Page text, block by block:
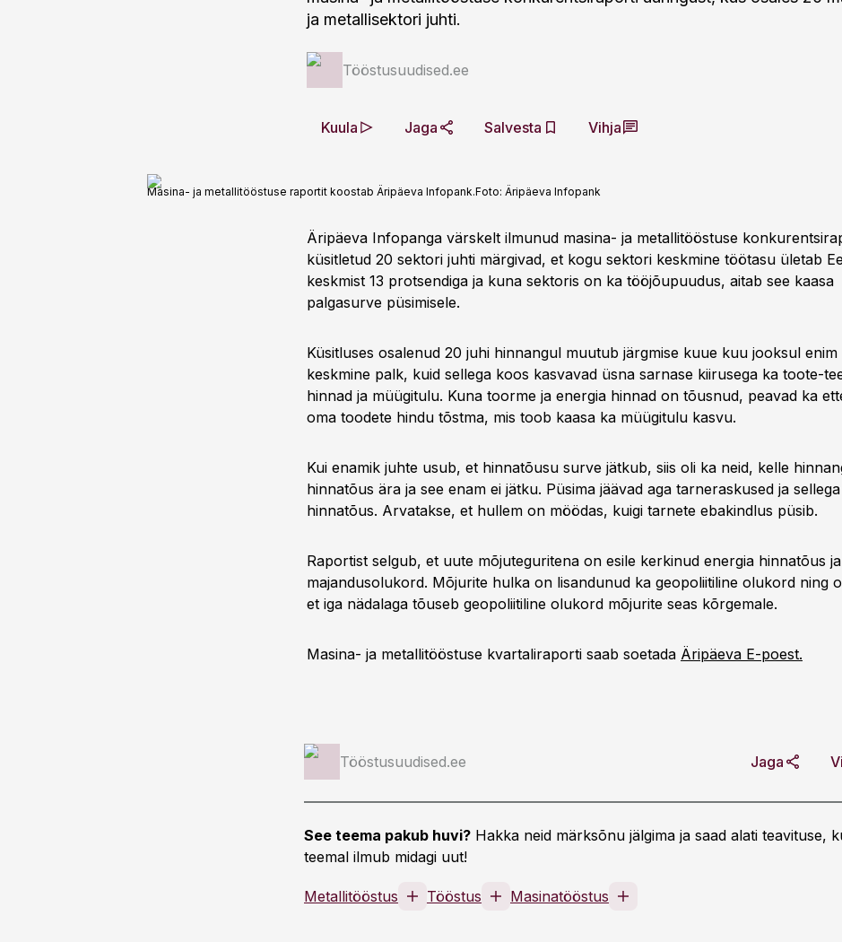
ja metallisektori juhti.
Tööstusuudised.ee
Kuula Jaga Salvesta Vihja
Masina- ja metallitööstuse raportit koostab Äripäeva Infopank.Foto: Äripäeva Infopank
Äripäeva Infopanga värskelt ilmunud masina- ja metallitööstuse
küsitletud 20 sektori juhti märgivad, et kogu sektori keskmine töötasu ületab
keskmist 13 protsendiga ja kuna sektoris on ka tööjõupuudus, aitab see kaasa
palgasurve püsimisele.
Küsitluses osalenud 20 juhi hinnangul muutub järgmise kuue kuu jooksul enim
keskmine palk, kuid sellega koos kasvavad üsna sarnase kiirusega ka toote-
hinnad ja müügitulu. Kuna toorme ja energia hinnad on tõusnud, peavad ka
oma toodete hindu tõstma, mis toob kaasa ka müügitulu kasvu.
Kui enamik juhte usub, et hinnatõusu surve jätkub, siis oli ka neid, kelle
hinnatõus ära ja see enam ei jätku. Püsima jäävad aga tarneraskused ja
hinnatõus. Arvatakse, et hullem on möödas, kuigi tarnete ebakindlus püsib.
Raportist selgub, et uute mõjuteguritena on esile kerkinud energia hinnatõus
majandusolukord. Mõjurite hulka on lisandunud ka geopoliitiline olukord ning
et iga nädalaga tõuseb geopoliitiline olukord mõjurite seas kõrgemale.
Masina- ja metallitööstuse kvartaliraporti saab soetada Äripäeva E-poest.
Tööstusuudised.ee Jaga
See teema pakub huvi? Hakka neid märksõnu jälgima ja saad alati teavituse,
teemal ilmub midagi uut!
Metallitööstus Tööstus Masinatööstus